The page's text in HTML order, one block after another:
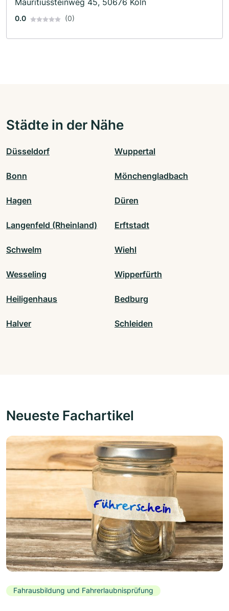
Mauritiussteinweg 45, 50676 Köln
0.0 (0)
Städte in der Nähe
Düsseldorf Wuppertal
Bonn Mönchengladbach
Hagen Düren
Langenfeld (Rheinland) Erftstadt
Schwelm Wiehl
Wesseling Wipperfürth
Heiligenhaus Bedburg
Halver Schleiden
Neueste Fachartikel
Fahrausbildung und Fahrerlaubnisprüfung